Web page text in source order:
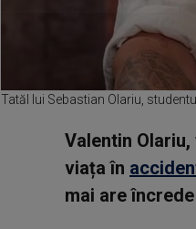
Tatăl lui Sebastian Olariu,
Valentin
viața în
mai are